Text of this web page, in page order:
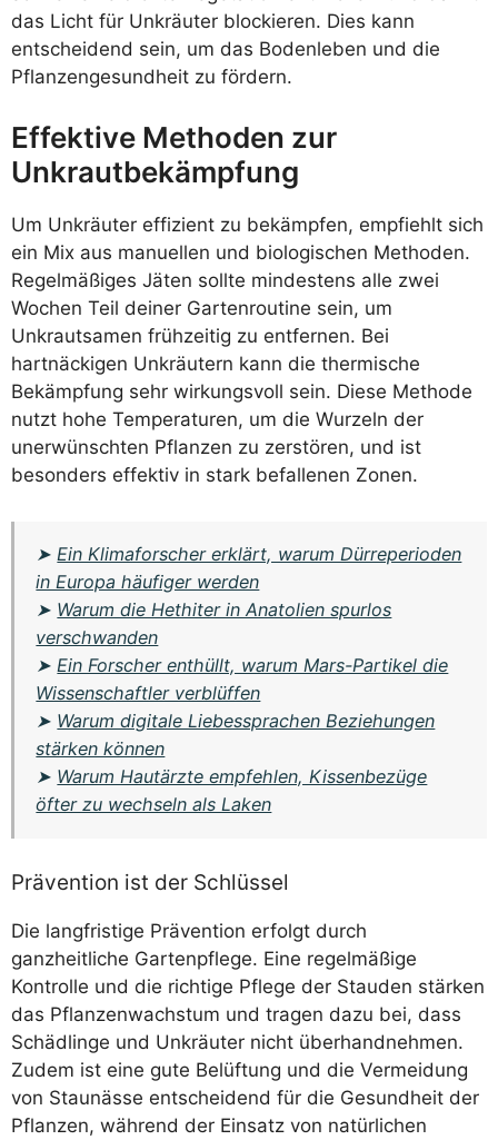
das Licht für Unkräuter blockieren. Dies kann
entscheidend sein, um das Bodenleben und die
Pflanzengesundheit zu fördern.
Effektive Methoden zur
Unkrautbekämpfung
Um Unkräuter effizient zu bekämpfen, empfiehlt sich
ein Mix aus manuellen und biologischen Methoden.
Regelmäßiges Jäten sollte mindestens alle zwei
Wochen Teil deiner Gartenroutine sein, um
Unkrautsamen frühzeitig zu entfernen. Bei
hartnäckigen Unkräutern kann die thermische
Bekämpfung sehr wirkungsvoll sein. Diese Methode
nutzt hohe Temperaturen, um die Wurzeln der
unerwünschten Pflanzen zu zerstören, und ist
besonders effektiv in stark befallenen Zonen.
➤Ein Klimaforscher erklärt, warum Dürreperioden
in Europa häufiger werden
➤ Warum die Hethiter in Anatolien spurlos
verschwanden
➤Ein Forscher enthüllt, warum Mars-Partikel die
Wissenschaftler verblüffen
➤ Warum digitale Liebessprachen Beziehungen
stärken können
➤ Warum Hautärzte empfehlen, Kissenbezüge
öfter zu wechseln als Laken
Prävention ist der Schlüssel
Die langfristige Prävention erfolgt durch
ganzheitliche Gartenpflege. Eine regelmäßige
Kontrolle und die richtige Pflege der Stauden stärken
das Pflanzenwachstum und tragen dazu bei, dass
Schädlinge und Unkräuter nicht überhandnehmen.
Zudem ist eine gute Belüftung und die Vermeidung
von Staunässe entscheidend für die Gesundheit der
Pflanzen, während der Einsatz von natürlichen